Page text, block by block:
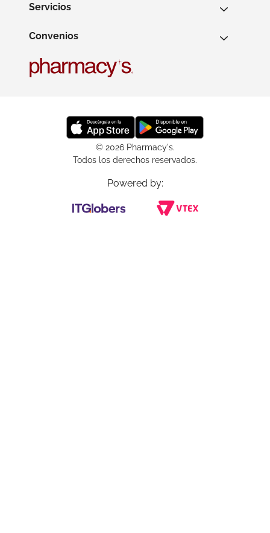
Servicios
Convenios
© 2026 Pharmacy's.
Todos los derechos reservados.
Powered by: